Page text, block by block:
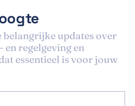
belangrijke updates over
en regelgeving en
essentieel is voor jouw